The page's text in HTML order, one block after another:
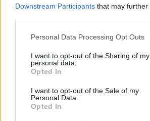
Downstream Participants that may
Personal Data Processing Opt Outs
I want to opt-out of the Sharing of my
personal data.
Opted In
I want to opt-out of the Sale of my
Personal Data.
Opted In